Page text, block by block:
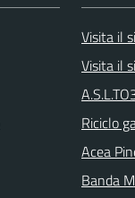
Visita il
Visita il
Riciclo
Acea
Banda